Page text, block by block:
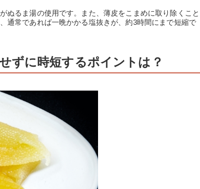
ぬるま湯の使用です。また、薄皮をこまめに取り除くこと
通常であれば一晩かかる塩抜きが、約3時間にまで短縮で
ずに時短するポイントは？